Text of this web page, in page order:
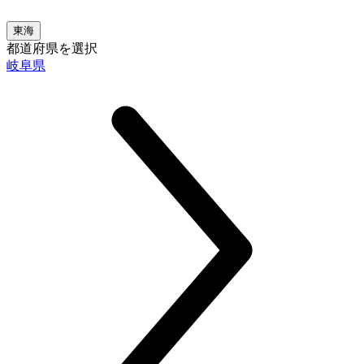
東海
都道府県を選択
岐阜県